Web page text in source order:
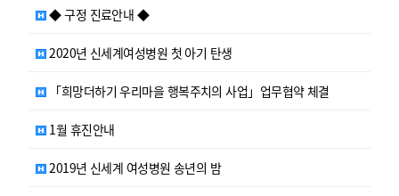
◆ 구정 진료안내 ◆
2020년 신세계여성병원 첫 아기 탄생
「희망더하기 우리마을 행복주치의 사업」업무협약 체결
1월 휴진안내
2019년 신세계 여성병원 송년의 밤